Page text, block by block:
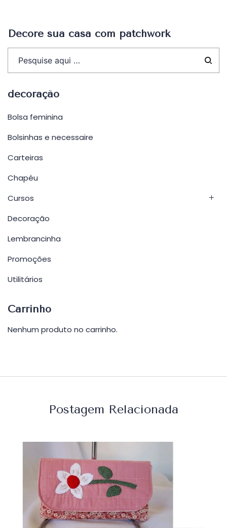
Decore sua casa com patchwork
decoração
Bolsa feminina
Bolsinhas e necessaire
Carteiras
Chapéu
Cursos
Decoração
Lembrancinha
Promoções
Utilitários
Carrinho
Nenhum produto no carrinho.
Postagem Relacionada